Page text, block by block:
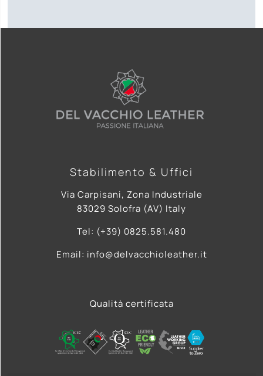
Stabilimento & Uffici
Via Carpisani, Zona Industriale
83029 Solofra (AV) Italy
Tel: (+39) 0825.581.480
Email: info@delvacchioleather.it
Qualità certificata